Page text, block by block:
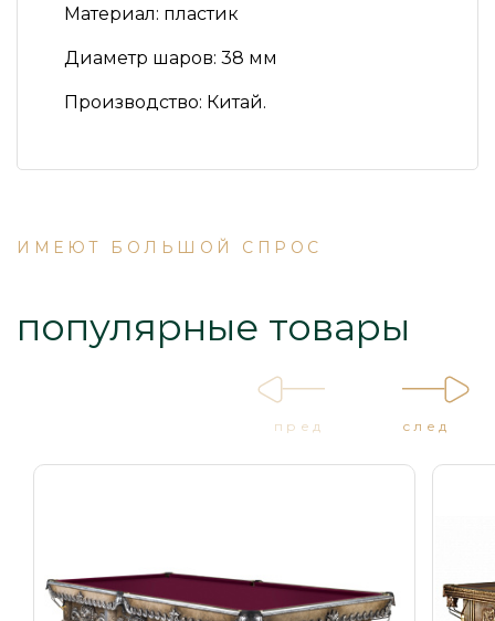
Материал: пластик
Диаметр шаров: 38 мм
Производство: Китай.
ИМЕЮТ БОЛЬШОЙ СПРОС
популярные товары
пред след